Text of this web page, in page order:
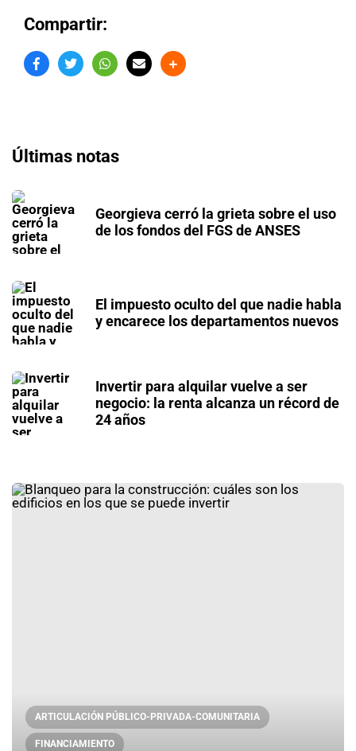
Compartir:
Últimas notas
Georgieva cerró la grieta sobre el uso
de los fondos del FGS de ANSES
El impuesto oculto del que nadie habla
y encarece los departamentos nuevos
Invertir para alquilar vuelve a ser
negocio: la renta alcanza un récord de
24 años
ARTICULACIÓN PÚBLICO-PRIVADA-COMUNITARIA
FINANCIAMIENTO